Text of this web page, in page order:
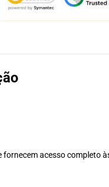
fornecem acesso completo